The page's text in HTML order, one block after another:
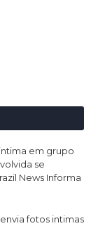
em grupo
se
News Informa
fotos intimas